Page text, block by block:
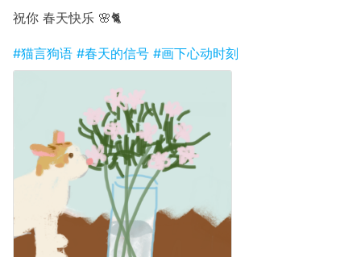
祝你 春天快乐 🌸🐈
#猫言狗语 #春天的信号 #画下心动时刻